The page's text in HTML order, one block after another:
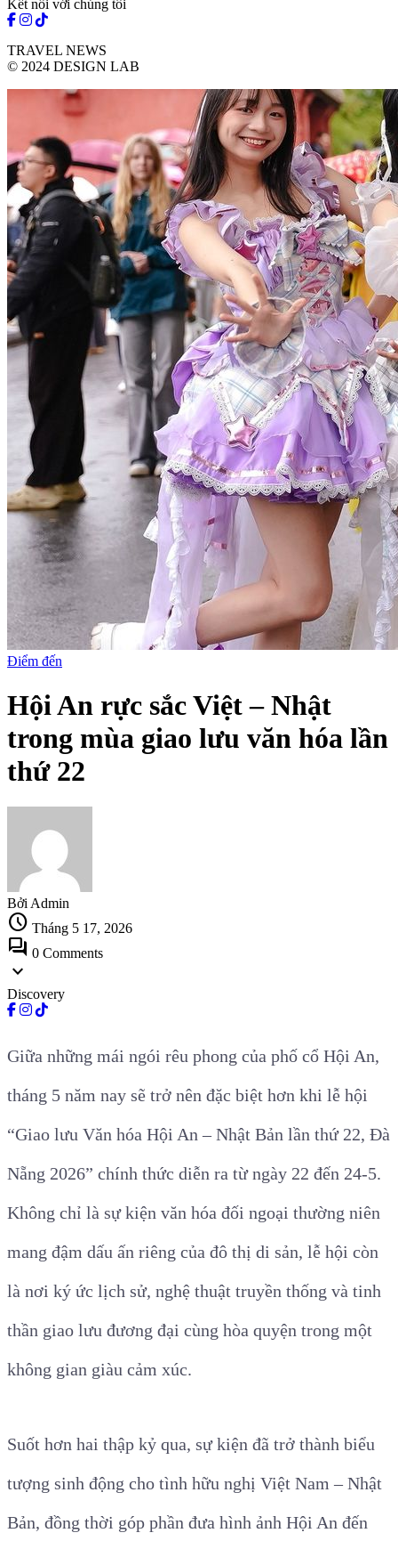
Kết nối với chúng tôi
TRAVEL NEWS
© 2024 DESIGN LAB
Điểm đến
Hội An rực sắc Việt – Nhật
trong mùa giao lưu văn hóa lần
thứ 22
Bởi Admin
schedule Tháng 5 17, 2026
forum 0 Comments
expand_more
Discovery
Giữa những mái ngói rêu phong của phố cổ Hội An,
tháng 5 năm nay sẽ trở nên đặc biệt hơn khi lễ hội
“Giao lưu Văn hóa Hội An – Nhật Bản lần thứ 22, Đà
Nẵng 2026” chính thức diễn ra từ ngày 22 đến 24-5.
Không chỉ là sự kiện văn hóa đối ngoại thường niên
mang đậm dấu ấn riêng của đô thị di sản, lễ hội còn
là nơi ký ức lịch sử, nghệ thuật truyền thống và tinh
thần giao lưu đương đại cùng hòa quyện trong một
không gian giàu cảm xúc.
Suốt hơn hai thập kỷ qua, sự kiện đã trở thành biểu
tượng sinh động cho tình hữu nghị Việt Nam – Nhật
Bản, đồng thời góp phần đưa hình ảnh Hội An đến